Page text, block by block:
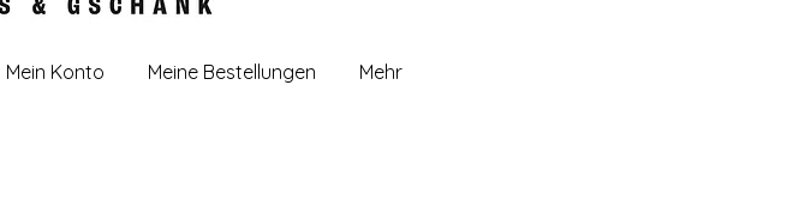
Mein Konto Meine Bestellungen Mehr